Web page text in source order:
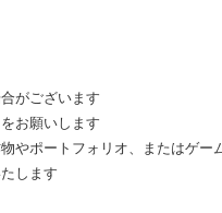
がございます
お願いします
やポートフォリオ、またはゲー
します